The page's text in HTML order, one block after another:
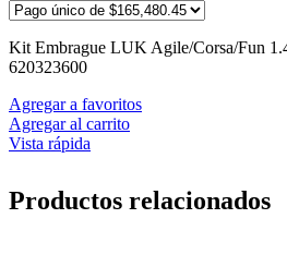
Kit Embrague LUK Agile/Corsa/Fun
620323600
Agregar a favoritos
Agregar al carrito
Vista rápida
Productos relacionados